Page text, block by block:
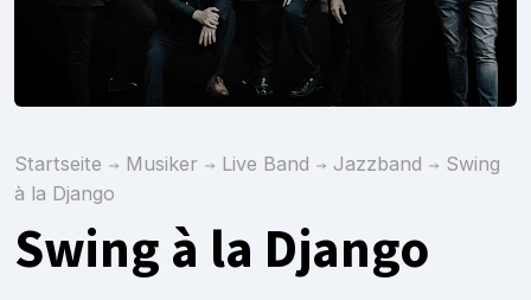
Startseite Musiker Live Band Jazzband
Swing
à la Django
Swing à la Django